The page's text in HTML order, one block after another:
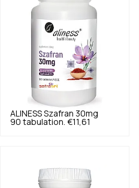
ALINESS Szafran 30mg
90 tabulation. €11,61